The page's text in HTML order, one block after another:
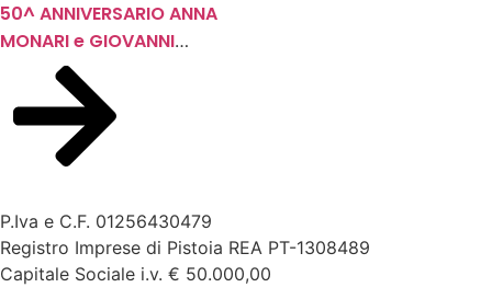
50^ ANNIVERSARIO ANNA
MONARI e GIOVANNI
GARGINI
P.Iva e C.F. 01256430479
Registro Imprese di Pistoia REA PT-1308489
Capitale Sociale i.v. € 50.000,00